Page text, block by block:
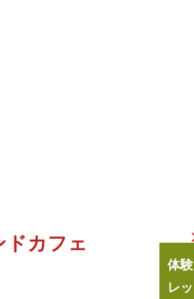
カフェ
体験
レッ